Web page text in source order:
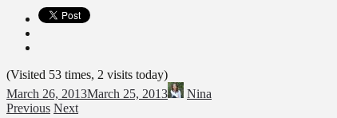
(Visited 53 times, 2 visits today)
March 26, 2013March 25, 2013
Nina
Previous Next